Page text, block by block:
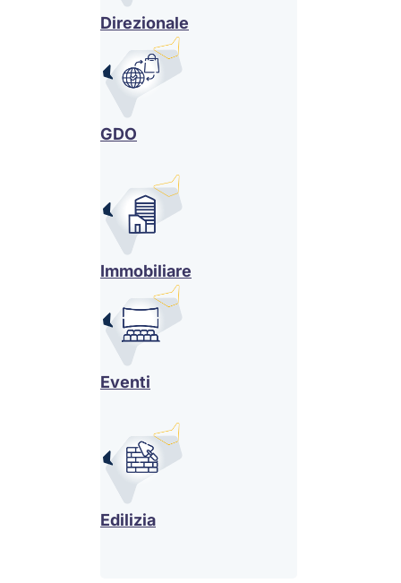
Direzionale
GDO
Immobiliare
Eventi
Edilizia